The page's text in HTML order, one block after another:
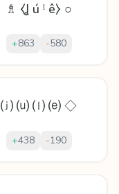
♗ ⧼Ʝ ú ˡ ê⧽ ○
+863 -580
⒥ ⒰ ⒧ ⒠ ◇
+438 -190